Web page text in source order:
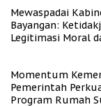
Mewaspadai
Bayangan:
Legitimasi Moral
Momentum
Pemerintah
Program Rumah